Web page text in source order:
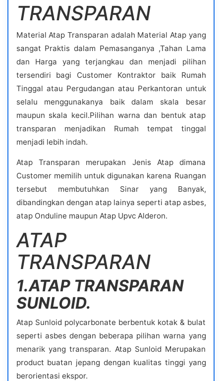
TRANSPARAN
Material Atap Transparan adalah Material Atap yang
sangat Praktis dalam Pemasanganya ,Tahan Lama
dan Harga yang terjangkau dan menjadi pilihan
tersendiri bagi Customer Kontraktor baik Rumah
Tinggal atau Pergudangan atau Perkantoran untuk
selalu menggunakanya baik dalam skala besar
maupun skala kecil.Pilihan warna dan bentuk atap
transparan menjadikan Rumah tempat tinggal
menjadi lebih indah.
Atap Transparan merupakan Jenis Atap dimana
Customer memilih untuk digunakan karena Ruangan
tersebut membutuhkan Sinar yang Banyak,
dibandingkan dengan atap lainya seperti atap asbes,
atap Onduline maupun Atap Upvc Alderon.
ATAP
TRANSPARAN
1.ATAP TRANSPARAN
SUNLOID.
Atap Sunloid polycarbonate berbentuk kotak & bulat
seperti asbes dengan beberapa pilihan warna yang
menarik yang transparan. Atap Sunloid Merupakan
product buatan jepang dengan kualitas tinggi yang
berorientasi ekspor.